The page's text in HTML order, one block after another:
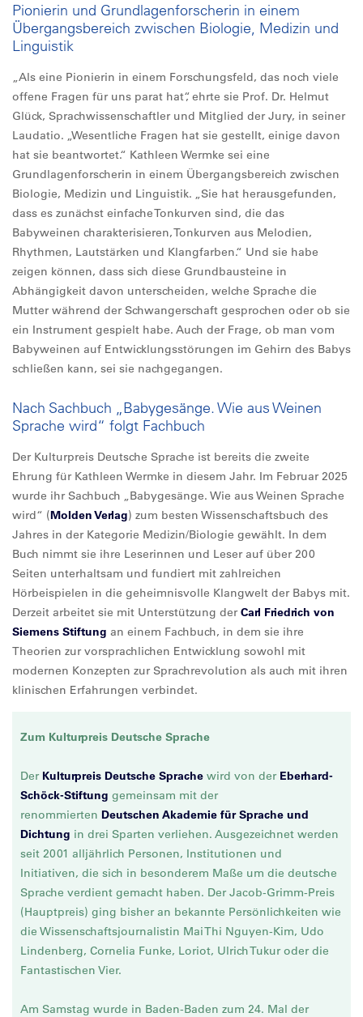
Pionierin und Grundlagenforscherin in einem
Übergangsbereich zwischen Biologie, Medizin und
Linguistik
„Als eine Pionierin in einem Forschungsfeld, das noch viele
offene Fragen für uns parat hat“, ehrte sie Prof. Dr. Helmut
Glück, Sprachwissenschaftler und Mitglied der Jury, in seiner
Laudatio. „Wesentliche Fragen hat sie gestellt, einige davon
hat sie beantwortet.“ Kathleen Wermke sei eine
Grundlagenforscherin in einem Übergangsbereich zwischen
Biologie, Medizin und Linguistik. „Sie hat herausgefunden,
dass es zunächst einfache Tonkurven sind, die das
Babyweinen charakterisieren, Tonkurven aus Melodien,
Rhythmen, Lautstärken und Klangfarben.“ Und sie habe
zeigen können, dass sich diese Grundbausteine in
Abhängigkeit davon unterscheiden, welche Sprache die
Mutter während der Schwangerschaft gesprochen oder ob sie
ein Instrument gespielt habe. Auch der Frage, ob man vom
Babyweinen auf Entwicklungsstörungen im Gehirn des Babys
schließen kann, sei sie nachgegangen.
Nach Sachbuch „Babygesänge. Wie aus Weinen
Sprache wird“ folgt Fachbuch
Der Kulturpreis Deutsche Sprache ist bereits die zweite
Ehrung für Kathleen Wermke in diesem Jahr. Im Februar 2025
wurde ihr Sachbuch „Babygesänge. Wie aus Weinen Sprache
wird“ (Molden Verlag) zum besten Wissenschaftsbuch des
Jahres in der Kategorie Medizin/Biologie gewählt. In dem
Buch nimmt sie ihre Leserinnen und Leser auf über 200
Seiten unterhaltsam und fundiert mit zahlreichen
Hörbeispielen in die geheimnisvolle Klangwelt der Babys mit.
Derzeit arbeitet sie mit Unterstützung derCarl Friedrich von
Siemens Stiftung an einem Fachbuch, in dem sie ihre
Theorien zur vorsprachlichen Entwicklung sowohl mit
modernen Konzepten zur Sprachrevolution als auch mit ihren
klinischen Erfahrungen verbindet.
Zum Kulturpreis Deutsche Sprache
Der Kulturpreis Deutsche Sprache wird von der Eberhard-
Schöck-Stiftung gemeinsam mit der
renommierten Deutschen Akademie für Sprache und
Dichtung in drei Sparten verliehen. Ausgezeichnet werden
seit 2001 alljährlich Personen, Institutionen und
Initiativen, die sich in besonderem Maße um die deutsche
Sprache verdient gemacht haben. Der Jacob-Grimm-Preis
(Hauptpreis) ging bisher an bekannte Persönlichkeiten wie
die Wissenschaftsjournalistin Mai Thi Nguyen-Kim, Udo
Lindenberg, Cornelia Funke, Loriot, Ulrich Tukur oder die
Fantastischen Vier.
Am Samstag wurde in Baden-Baden zum 24. Mal der